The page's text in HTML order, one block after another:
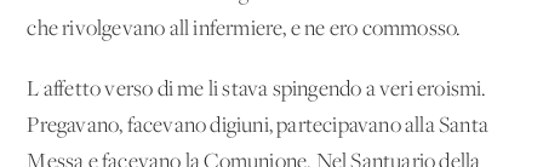
che rivolgevano all'infermiere, e ne ero commosso.
L'affetto verso di me li stava spingendo a veri eroismi.
Pregavano, facevano digiuni, partecipavano alla Santa
Messa e facevano la Comunione. Nel Santuario della